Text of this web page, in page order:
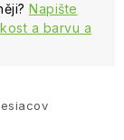
Napište
a barvu a